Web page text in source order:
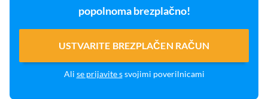
popolnoma brezplačno!
USTVARITE BREZPLAČEN RAČUN
Ali se prijavite ssvojimi poverilnicami